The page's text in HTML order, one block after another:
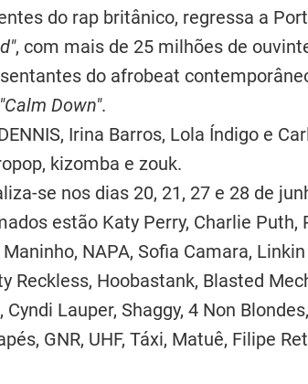
do rap britânico, regressa a
, com mais de 25 milhões de
do afrobeat
"Calm Down".
Irina Barros, Lola Índigo e
kizomba e zouk.
se nos dias 20, 21, 27 e 28 de
estão Katy Perry, Charlie Puth,
NAPA, Sofia Camara,
Reckless, Hoobastank, Blasted
Lauper, Shaggy, 4 Non
GNR, UHF, Táxi, Matuê, Filipe